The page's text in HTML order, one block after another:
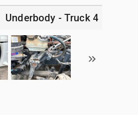
4 Underbody - Truck